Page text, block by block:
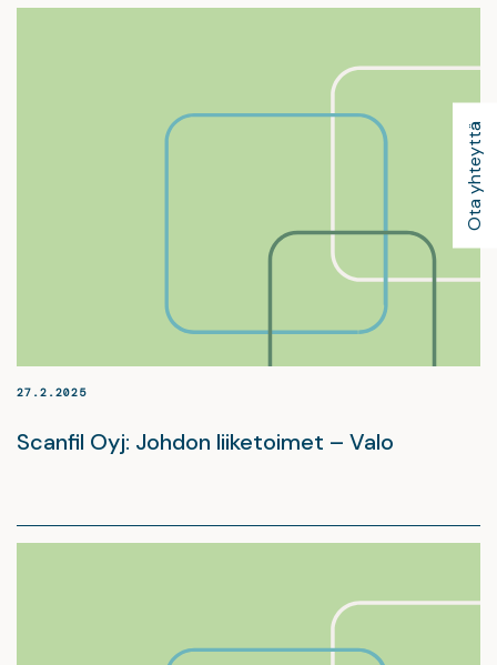
Ota yhteyttä
27.2.2025
Scanfil Oyj: Johdon liiketoimet – Valo